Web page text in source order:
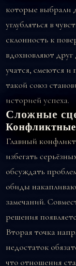
которые выбрали
углубляться в
склонность к
вдохновляют
учатся, смеются
такой союз
историей успеха.
Сложные
Главный
избегать
обсуждать
обиды
замечаний.
решения
Вторая точка
недостаток
что отношения